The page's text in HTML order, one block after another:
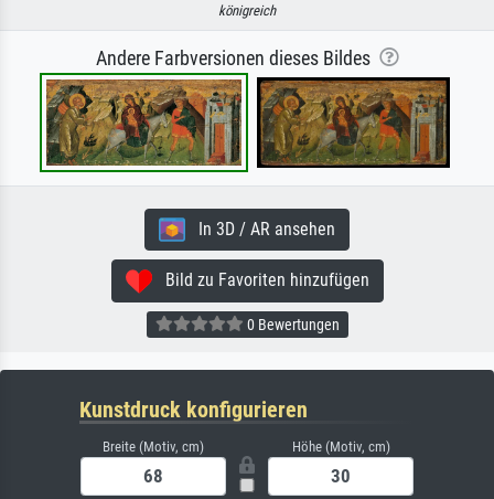
königreich
Andere Farbversionen dieses Bildes
In 3D / AR ansehen
Bild zu Favoriten hinzufügen
0 Bewertungen
Kunstdruck konfigurieren
Breite (Motiv, cm) Höhe (Motiv, cm)